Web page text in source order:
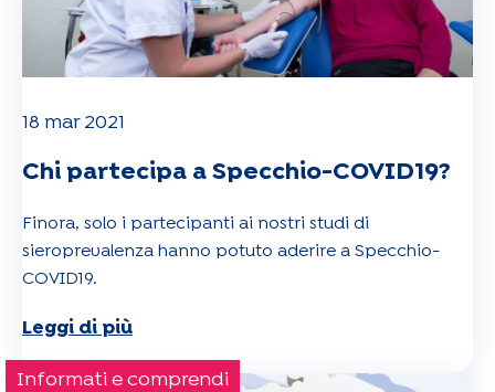
18 mar 2021
Chi partecipa a Specchio-COVID19?
Finora, solo i partecipanti ai nostri studi di
sieroprevalenza hanno potuto aderire a Specchio-
COVID19.
Leggi di più
Informati e comprendi